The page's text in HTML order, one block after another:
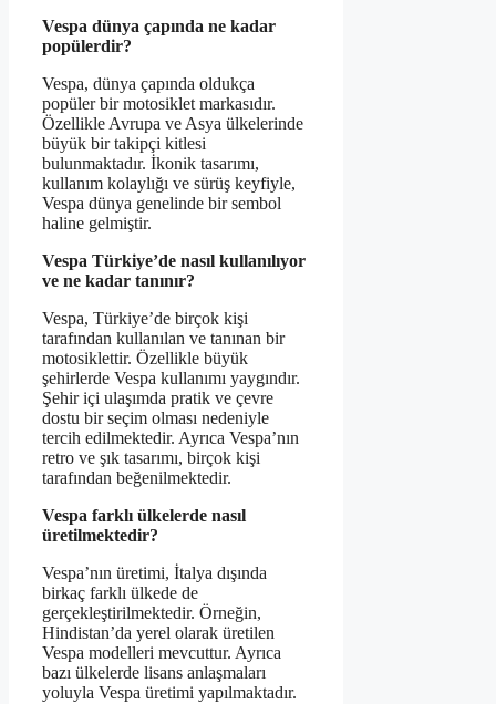
Vespa dünya çapında ne kadar
popülerdir?
Vespa, dünya çapında oldukça
popüler bir motosiklet markasıdır.
Özellikle Avrupa ve Asya ülkelerinde
büyük bir takipçi kitlesi
bulunmaktadır. İkonik tasarımı,
kullanım kolaylığı ve sürüş keyfiyle,
Vespa dünya genelinde bir sembol
haline gelmiştir.
Vespa Türkiye’de nasıl kullanılıyor
ve ne kadar tanınır?
Vespa, Türkiye’de birçok kişi
tarafından kullanılan ve tanınan bir
motosiklettir. Özellikle büyük
şehirlerde Vespa kullanımı yaygındır.
Şehir içi ulaşımda pratik ve çevre
dostu bir seçim olması nedeniyle
tercih edilmektedir. Ayrıca Vespa’nın
retro ve şık tasarımı, birçok kişi
tarafından beğenilmektedir.
Vespa farklı ülkelerde nasıl
üretilmektedir?
Vespa’nın üretimi, İtalya dışında
birkaç farklı ülkede de
gerçekleştirilmektedir. Örneğin,
Hindistan’da yerel olarak üretilen
Vespa modelleri mevcuttur. Ayrıca
bazı ülkelerde lisans anlaşmaları
yoluyla Vespa üretimi yapılmaktadır.